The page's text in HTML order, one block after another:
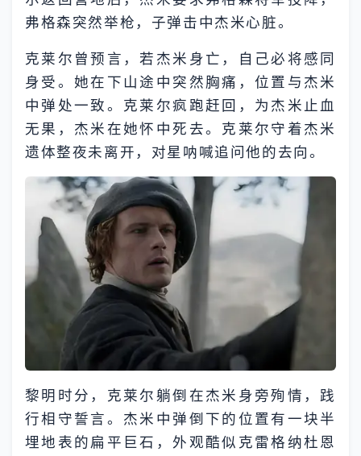
弗格森突然举枪，子弹击中杰米心脏。
克莱尔曾预言，若杰米身亡，自己必将感同
身受。她在下山途中突然胸痛，位置与杰米
中弹处一致。克莱尔疯跑赶回，为杰米止血
无果，杰米在她怀中死去。克莱尔守着杰米
遗体整夜未离开，对星呐喊追问他的去向。
黎明时分，克莱尔躺倒在杰米身旁殉情，践
行相守誓言。杰米中弹倒下的位置有一块半
埋地表的扁平巨石，外观酷似克雷格纳杜恩